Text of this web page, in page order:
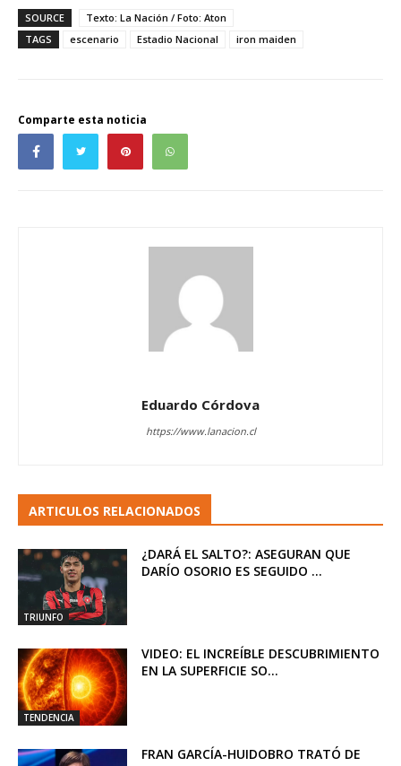
SOURCE
Texto: La Nación / Foto: Aton
TAGS
escenario Estadio Nacional iron maiden
Comparte esta noticia
Eduardo Córdova
https://www.lanacion.cl
ARTICULOS RELACIONADOS
TRIUNFO
¿DARÁ EL SALTO?: ASEGURAN QUE
DARÍO OSORIO ES SEGUIDO ...
TENDENCIA
VIDEO: EL INCREÍBLE DESCUBRIMIENTO
EN LA SUPERFICIE SO...
FRAN GARCÍA-HUIDOBRO TRATÓ DE